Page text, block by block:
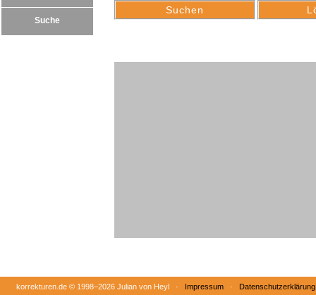
Suche
korrekturen.de © 1998–2026 Julian von Heyl · Impressum · Datenschutzerklärung